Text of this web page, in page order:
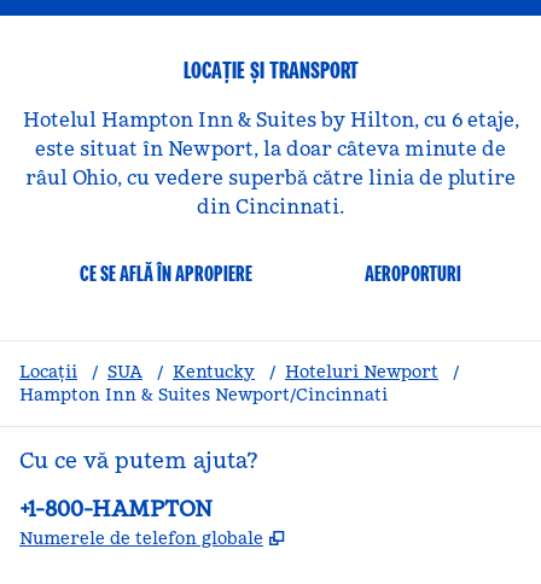
LOCAȚIE ȘI TRANSPORT
Hotelul Hampton Inn & Suites by Hilton, cu 6 etaje,
este situat în Newport, la doar câteva minute de
râul Ohio, cu vedere superbă către linia de plutire
din Cincinnati.
CE SE AFLĂ ÎN APROPIERE AEROPORTURI
Locații / SUA / Kentucky / Hoteluri Newport
/
Hampton Inn & Suites Newport/Cincinnati
Cu ce vă putem ajuta?
Telefon:
+1-800-HAMPTON
Numerele de telefon globale ,